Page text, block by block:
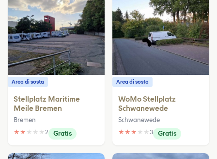
Area di sosta
Stellplatz Maritime
Meile Bremen
Bremen
★ ★ ★ ★ ★ 2 Gratis
Area di sosta
WoMo Stellplatz
Schwanewede
Schwanewede
★ ★ ★ ★ ★ 3 Gratis